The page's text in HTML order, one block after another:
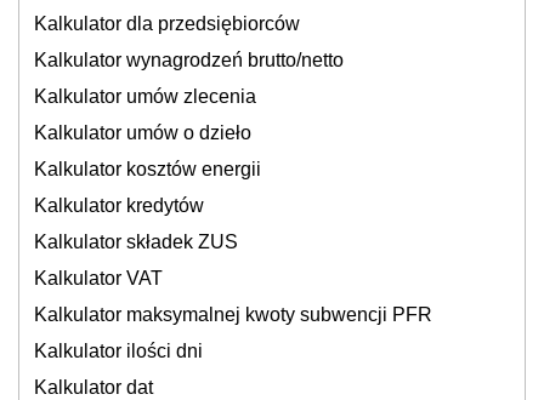
Kalkulator dla przedsiębiorców
Kalkulator wynagrodzeń brutto/netto
Kalkulator umów zlecenia
Kalkulator umów o dzieło
Kalkulator kosztów energii
Kalkulator kredytów
Kalkulator składek ZUS
Kalkulator VAT
Kalkulator maksymalnej kwoty subwencji PFR
Kalkulator ilości dni
Kalkulator dat